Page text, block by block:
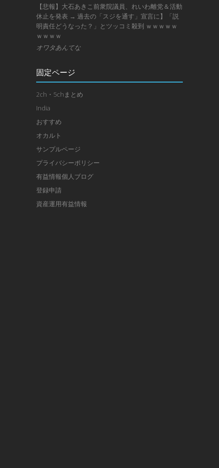
【悲報】大石あきこ前衆院議員、れいわ離党＆活動
休止を発表 → 過去の「スジを通す」宣言に】「説
明責任どうなった？」とツッコミ殺到 ｗｗｗｗｗ
ｗｗｗｗ
オワタあんてな
固定ページ
2ch・5chまとめ
India
おすすめ
オカルト
サンプルページ
プライバシーポリシー
有益情報個人ブログ
登録申請
資産運用有益情報